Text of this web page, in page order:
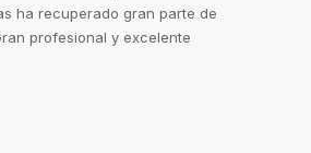
ha recuperado gran parte de
profesional y excelente